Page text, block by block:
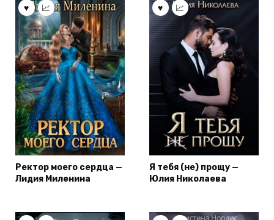
Ректор моего сердца —
Лидия Миленина
Я тебя (не) прощу —
Юлия Николаева